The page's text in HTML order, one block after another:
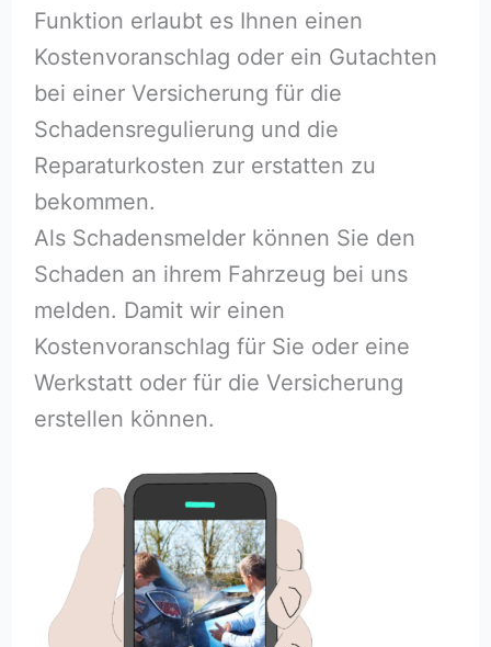
Funktion erlaubt es Ihnen einen
Kostenvoranschlag oder ein Gutachten
bei einer Versicherung für die
Schadensregulierung und die
Reparaturkosten zur erstatten zu
bekommen.
Als Schadensmelder können Sie den
Schaden an ihrem Fahrzeug bei uns
melden. Damit wir einen
Kostenvoranschlag für Sie oder eine
Werkstatt oder für die Versicherung
erstellen können.